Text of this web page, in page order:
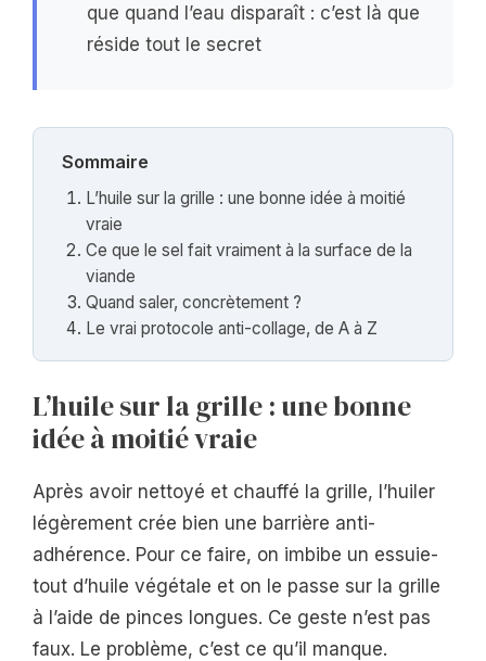
que quand l’eau disparaît : c’est là que
réside tout le secret
Sommaire
L’huile sur la grille : une bonne idée à moitié
vraie
Ce que le sel fait vraiment à la surface de la
viande
Quand saler, concrètement ?
Le vrai protocole anti-collage, de A à Z
L’huile sur la grille : une bonne
idée à moitié vraie
Après avoir nettoyé et chauffé la grille, l’huiler
légèrement crée bien une barrière anti-
adhérence. Pour ce faire, on imbibe un essuie-
tout d’huile végétale et on le passe sur la grille
à l’aide de pinces longues. Ce geste n’est pas
faux. Le problème, c’est ce qu’il manque.